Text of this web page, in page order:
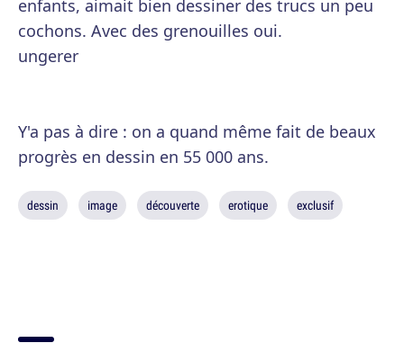
enfants, aimait bien dessiner des trucs un peu
cochons. Avec des grenouilles oui.
ungerer
Y'a pas à dire : on a quand même fait de beaux
progrès en dessin en 55 000 ans.
dessin image découverte erotique exclusif